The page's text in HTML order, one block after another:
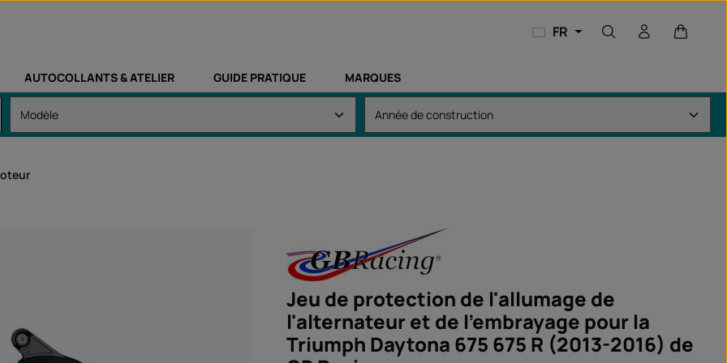
FR Le
AUTOCOLLANTS & ATELIER GUIDE PRATIQUE MARQUES
Jeu de protection de l'allumage de
l'alternateur et de l'embrayage pour la
Triumph Daytona 675 675 R (2013-2016) de